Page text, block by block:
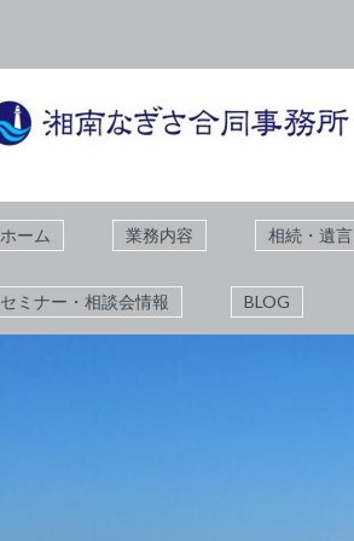
ホーム 業務内容 相続・遺言
セミナー・相談会情報 BLOG